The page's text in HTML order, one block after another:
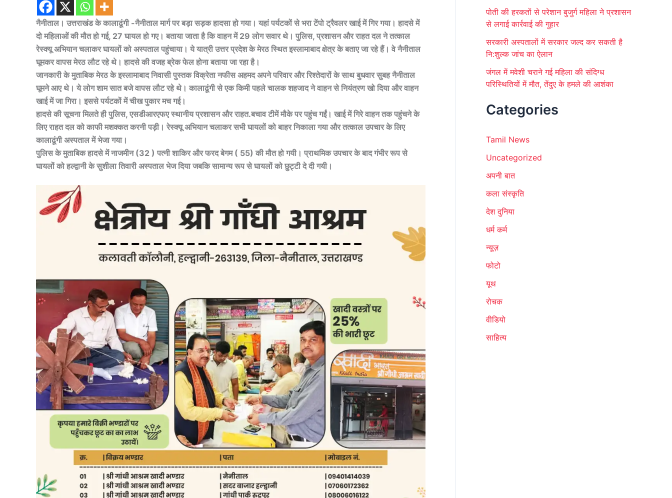
नैनीताल। उत्तराखंड के कालाढूंगी -नैनीताल मार्ग पर बड़ा सड़क हादसा हो गया। यहां पर्यटकों से भरा टेंपो ट्रैवलर खाई में गिर गया। हादसे में
दो महिलाओं की मौत हो गई, 27 घायल हो गए। बताया जाता है कि वाहन में 29 लोग सवार थे। पुलिस, प्रशासन और राहत दल ने तत्काल
रेस्क्यू अभियान चलाकर घायलों को अस्पताल पहुंचाया। ये यात्री उत्तर प्रदेश के मेरठ स्थित इस्लामाबाद क्षेत्र के बताए जा रहे हैं। वे नैनीताल
घूमकर वापस मेरठ लौट रहे थे। हादसे की वजह ब्रेक फेल होना बताया जा रहा है।
जानकारी के मुताबिक मेरठ के इस्लामाबाद निवासी पुस्तक विक्रेता नफीस अहमद अपने परिवार और रिश्तेदारों के साथ बुधवार सुबह नैनीताल
घूमने आए थे। ये लोग शाम सात बजे वापस लौट रहे थे। कालाढूंगी से एक किमी पहले चालक शहजाद ने वाहन से नियंत्रण खो दिया और वाहन
खाई में जा गिरा। इससे पर्यटकों में चीख पुकार मच गई।
हादसे की सूचना मिलते ही पुलिस, एसडीआरएफए स्थानीय प्रशासन और राहत.बचाव टीमें मौके पर पहुंच गईं। खाई में गिरे वाहन तक पहुंचने के
लिए राहत दल को काफी मशक्कत करनी पड़ी। रेस्क्यू अभियान चलाकर सभी घायलों को बाहर निकाला गया और तत्काल उपचार के लिए
कालाढूंगी अस्पताल में भेजा गया।
पुलिस के मुताबिक हादसे में नाजमीन (32 ) पत्नी शाकिर और फरद बेगम ( 55) की मौत हो गयी। प्राथमिक उपचार के बाद गंभीर रूप से
घायलों को हल्द्वानी के सुशीला तिवारी अस्पताल भेज दिया जबकि सामान्य रूप से घायलों को छुट्टी दे दी गयी।
पोती की हरकतों से परेशान बुजुर्ग महिला ने प्रशासन
से लगाई कार्रवाई की गुहार
सरकारी अस्पतालों में सरकार जल्द कर सकती है
नि:शुल्क जांच का ऐलान
जंगल में मवेशी चराने गई महिला की संदिग्ध
परिस्थितियों में मौत, तेंदुए के हमले की आशंका
Categories
Tamil News
Uncategorized
अपनी बात
कला संस्कृति
देश दुनिया
धर्म कर्म
न्यूज़
फोटो
यूथ
रोचक
वीडियो
साहित्य